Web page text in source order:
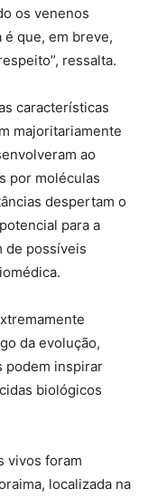
os venenos
que, em breve,
ressalta.
características
majoritariamente
ao
por moléculas
despertam o
para a
de possíveis
da evolução,
podem inspirar
biológicos
vivos foram
localizada na